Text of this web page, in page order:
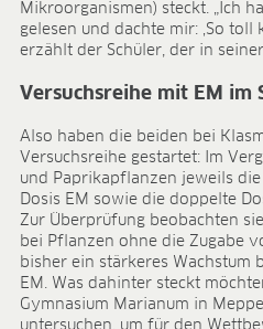
Beet- und Balkonpflanzen
Topfpflanzen
Containerpflanzen
Forstpflanzen
Qualitätserden für den
Sphagnum für Orchideen
UNTERNEHMEN
Über uns
Standorte
Zahlen & Fakten
Nachhaltigkeit
Mikroorganismen) steckt. „Ich
gelesen und dachte mir: ‚So toll
erzählt der Schüler, der in
Versuchsreihe mit EM im
Also haben die beiden bei
Versuchsreihe gestartet: Im
und Paprikapflanzen jeweils
Dosis EM sowie die doppelte
Zur Überprüfung beobachten
bei Pflanzen ohne die Zugabe
bisher ein stärkeres Wachstum
EM. Was dahinter steckt
Gymnasium Marianum in
untersuchen, um für den